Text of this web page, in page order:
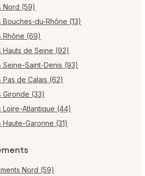
Nord (59)
Bouches-du-Rhône (13)
Rhône (69)
Hauts de Seine (92)
Seine-Saint-Denis (93)
Pas de Calais (62)
Gironde (33)
Loire-Atlantique (44)
Haute-Garonne (31)
Nord (59)